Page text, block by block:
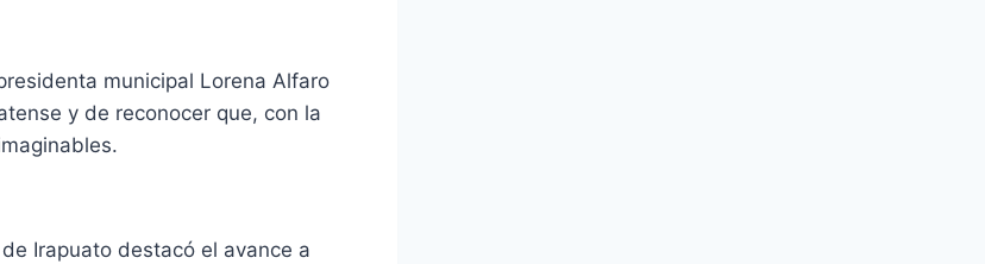
municipal Lorena Alfaro
y de reconocer que, con la
Irapuato destacó el avance a